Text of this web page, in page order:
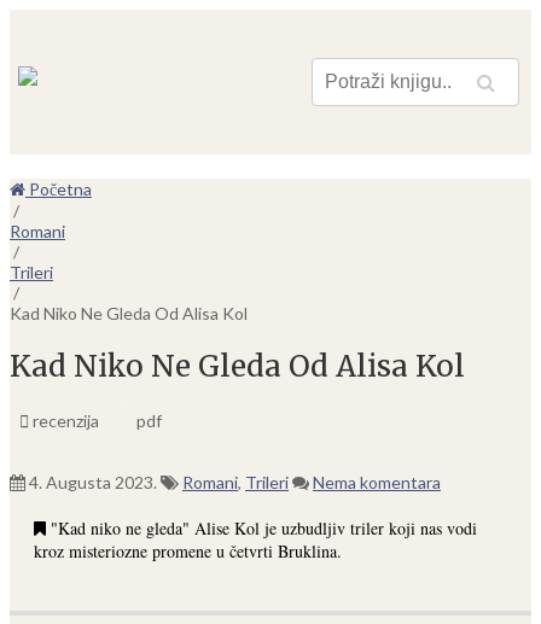
Pretraga
Početna
/
Romani
/
Trileri
/
Kad Niko Ne Gleda Od Alisa Kol
Kad Niko Ne Gleda Od Alisa Kol
recenzija pdf
4. Augusta 2023. Romani, Trileri Nema komentara
"Kad niko ne gleda" Alise Kol je uzbudljiv triler koji nas vodi
kroz misteriozne promene u četvrti Bruklina.